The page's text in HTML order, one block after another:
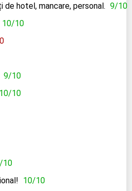
de hotel, mancare, personal. 9/10
10/10
9/10
10/10
10
10/10